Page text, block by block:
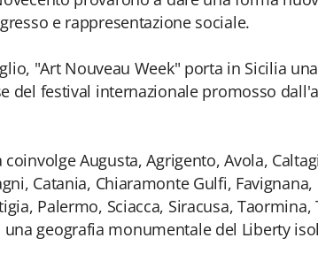
e rappresentazione sociale.
"Art Nouveau Week" porta in Sicilia
del festival internazionale promosso
Augusta, Agrigento, Avola,
Catania, Chiaramonte Gulfi,
Palermo, Sciacca, Siracusa,
geografia monumentale del Liberty